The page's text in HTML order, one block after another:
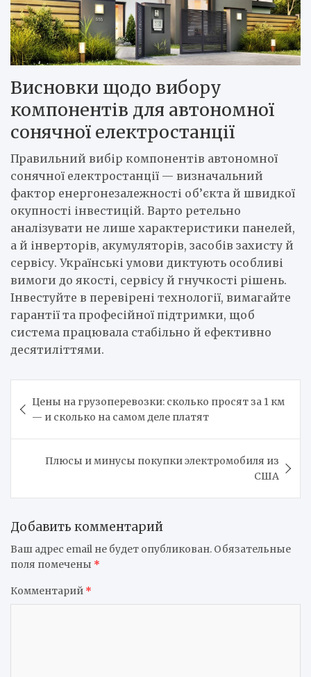
Висновки щодо вибору
компонентів для автономної
сонячної електростанції
Правильний вибір компонентів автономної
сонячної електростанції — визначальний
фактор енергонезалежності об’єкта й швидкої
окупності інвестицій. Варто ретельно
аналізувати не лише характеристики панелей,
а й інверторів, акумуляторів, засобів захисту й
сервісу. Українські умови диктують особливі
вимоги до якості, сервісу й гнучкості рішень.
Інвестуйте в перевірені технології, вимагайте
гарантії та професійної підтримки, щоб
система працювала стабільно й ефективно
десятиліттями.
по
записям
Цены на грузоперевозки: сколько просят за 1 км
— и сколько на самом деле платят
Плюсы и минусы покупки электромобиля из
США
Добавить комментарий
Ваш адрес email не будет опубликован. Обязательные
поля помечены *
Комментарий *